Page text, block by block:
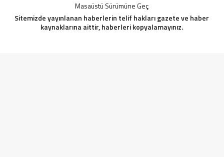
Masaüstü Sürümüne Geç
Sitemizde yayınlanan haberlerin telif hakları gazete ve haber
kaynaklarına aittir, haberleri kopyalamayınız.